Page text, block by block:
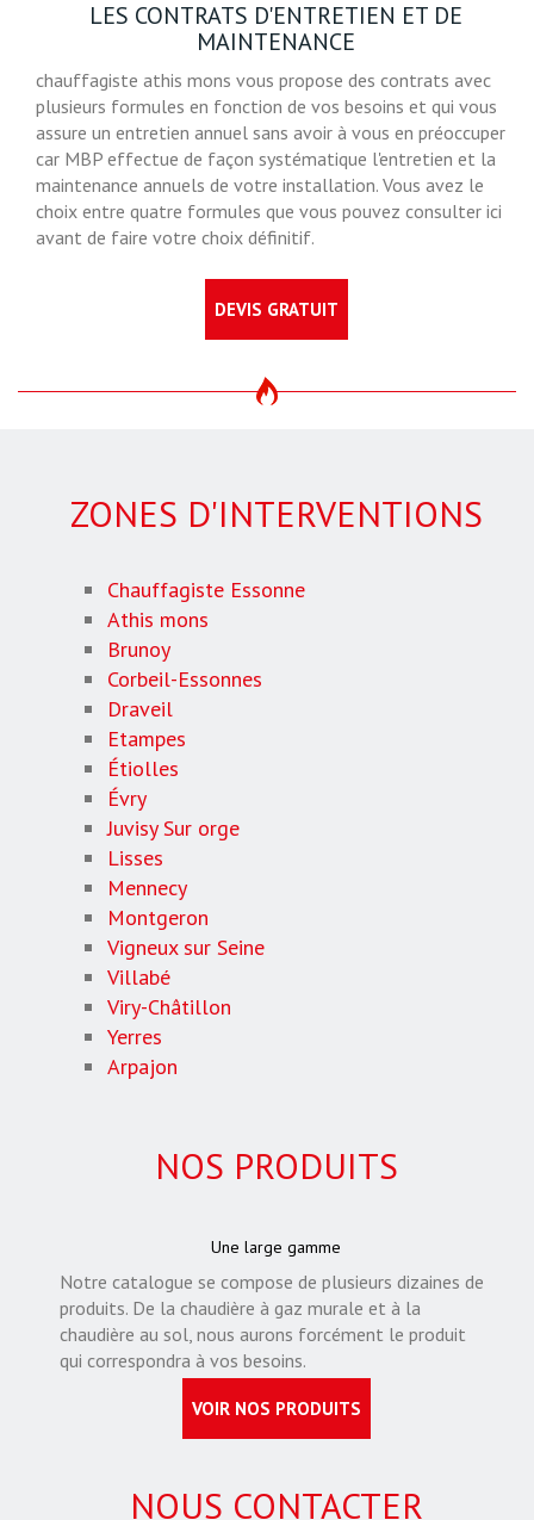
LES CONTRATS D'ENTRETIEN ET DE
MAINTENANCE
chauffagiste athis mons vous propose des contrats avec
plusieurs formules en fonction de vos besoins et qui vous
assure un entretien annuel sans avoir à vous en préoccuper
car MBP effectue de façon systématique l'entretien et la
maintenance annuels de votre installation. Vous avez le
choix entre quatre formules que vous pouvez consulter ici
avant de faire votre choix définitif.
DEVIS GRATUIT
ZONES D'INTERVENTIONS
Chauffagiste Essonne
Athis mons
Brunoy
Corbeil-Essonnes
Draveil
Etampes
Étiolles
Évry
Juvisy Sur orge
Lisses
Mennecy
Montgeron
Vigneux sur Seine
Villabé
Viry-Châtillon
Yerres
Arpajon
NOS PRODUITS
Une large gamme
Notre catalogue se compose de plusieurs dizaines de
produits. De la chaudière à gaz murale et à la
chaudière au sol, nous aurons forcément le produit
qui correspondra à vos besoins.
VOIR NOS PRODUITS
NOUS CONTACTER